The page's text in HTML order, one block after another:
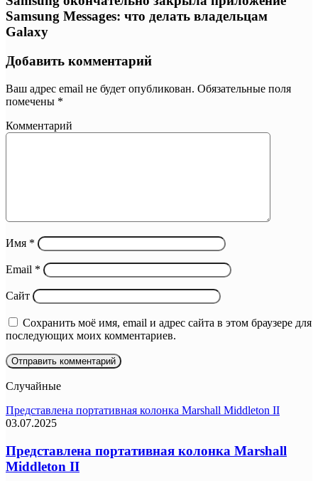
Samsung Messages: что делать владельцам
Galaxy
Добавить комментарий
Ваш адрес email не будет опубликован. Обязательные поля
помечены *
Комментарий
Имя *
Email *
Сайт
Сохранить моё имя, email и адрес сайта в этом браузере для
последующих моих комментариев.
Случайные
Представлена портативная колонка Marshall Middleton II
03.07.2025
Представлена портативная колонка Marshall
Middleton II